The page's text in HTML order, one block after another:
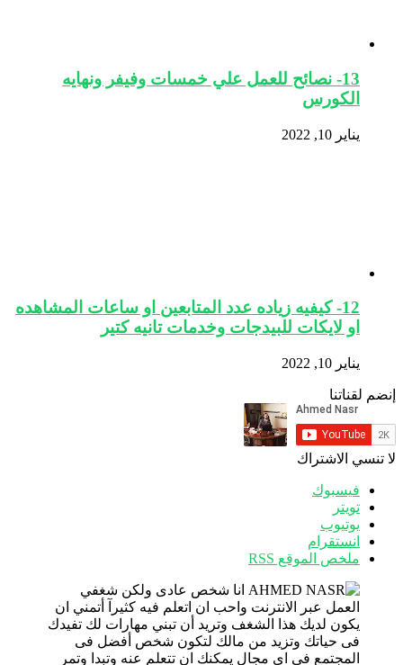
13- نصائح للعمل علي خمسات وفيفر ونهايه
الكورس
يناير 10, 2022
12- كيفيه زياده عدد المتابعين او ساعات المشاهده
او لايكات للبيدجات وخدمات تانيه كتير
يناير 10, 2022
إنضم لقناتنا
لا تنسي الاشتراك
فيسبوك
تويتر
يوتيوب
انستقرام
ملخص الموقع RSS